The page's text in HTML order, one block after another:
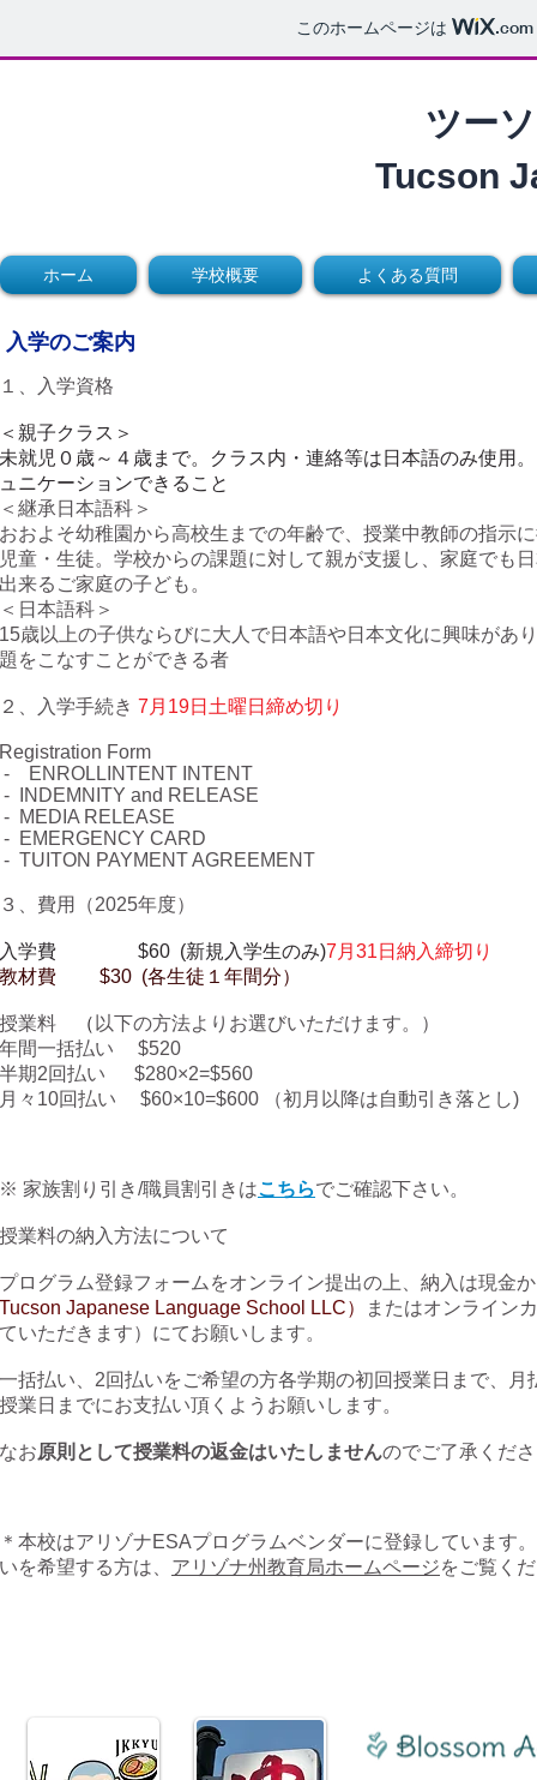
このホームページは .com
ツー
Tucson
ホーム 学校概要 よくある質問
入学のご案内
１、入学資格
＜親子クラス＞
未就児０歳～４歳まで。クラス内・連絡等は日本語のみ使用
ュニケーションできること
＜継承日本語科＞
おおよそ幼稚園から高校生までの年齢で、授業中教師の指示
児童・生徒。学校からの課題に対して親が支援し、家庭でも
出来るご家庭の子ども。
＜日本語科＞
15歳以上の子供ならびに大人で日本語や日本文化に興味があ
題をこなすことができる者
２、入学手続き 7月19日土曜日締め切り
Registration Form
- ENROLLINTENT INTENT
- INDEMNITY and RELEASE
- MEDIA RELEASE
- EMERGENCY CARD
- TUITON PAYMENT AGREEMENT
３、費用（2025年度）
入学費 $60 (新規入学生のみ)7月31 日納入締切り
教材費 $30 (各生徒１年間分）
授業料 （ 以下の方法よりお選びいただけます。）
年間一括払い $520
半期2回払い $280×2=$560
月々10回払い $60×10=$600 （初月以降は自動引き落とし)
※ 家族割り引き/職員割引きはこちらでご確認下さい。
授業料の納入方法について
プログラム登録フォームをオンライン提出の上
、納入は現金
Tucson Japanese Language School LLC）
またはオンライン
ていただきます）にてお願いします。
一括払い、2回払いをご希望の方各学期の初回授業日まで、月
授業日までにお支払い頂くようお願いします。
なお原則として授業料の返金はいたしませんのでご了承くだ
＊本校はアリゾナESAプログラムベンダーに登録しています
いを希望する方は、 アリゾナ州教育局ホームページをご覧く